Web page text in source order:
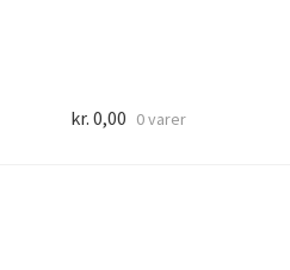
kr. 0,00 0 varer